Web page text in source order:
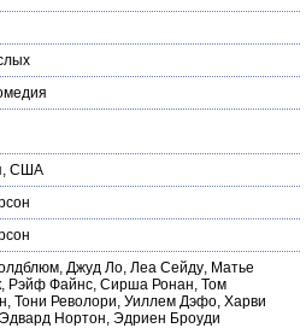
, США
, Джуд Ло, Леа Сейду, Матье
, Рэйф Файнс, Сирша Ронан, Том
, Тони Револори, Уиллем Дэфо, Харви
Эдвард Нортон, Эдриен Броуди